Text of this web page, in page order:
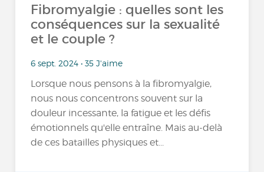
Fibromyalgie : quelles sont les
conséquences sur la sexualité
et le couple ?
6 sept. 2024 • 35 J'aime
Lorsque nous pensons à la fibromyalgie,
nous nous concentrons souvent sur la
douleur incessante, la fatigue et les défis
émotionnels qu'elle entraîne. Mais au-delà
de ces batailles physiques et...